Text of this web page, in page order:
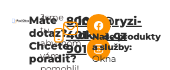
Máte
dotaz?
Chcete
poradit?
Jsme
tu,
abychom
vám
800
401
901
info@ryzi-
okna.cz
Naše produkty
a služby:
Okna